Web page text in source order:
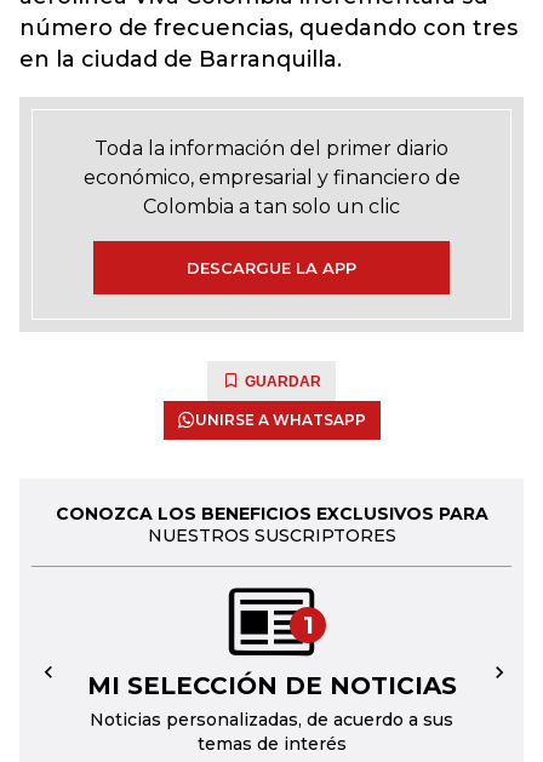
número de frecuencias, quedando con tres
en la ciudad de Barranquilla.
Toda la información del primer diario
económico, empresarial y financiero de
Colombia a tan solo un clic
DESCARGUE LA APP
GUARDAR
UNIRSE A WHATSAPP
CONOZCA LOS BENEFICIOS EXCLUSIVOS PARA
NUESTROS SUSCRIPTORES
1
MI SELECCIÓN DE NOTICIAS
Noticias personalizadas, de acuerdo a sus
temas de interés
← →